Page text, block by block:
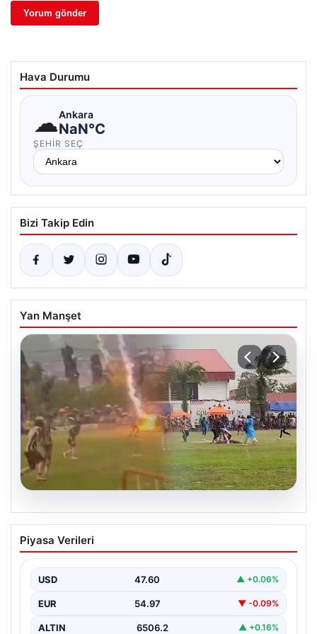
Hava Durumu
☁Ankara
NaN°C
ŞEHIR SEÇ
Bizi Takip Edin
Yan Manşet
Olmaz denen oldu! Maç sırasında
yıldırım çarptı: O futbolcu hayatını
Piyasa Verileri
USD 47.60 ▲ +0.06%
EUR 54.97 ▼ -0.09%
ALTIN 6506.2 ▲ +0.16%